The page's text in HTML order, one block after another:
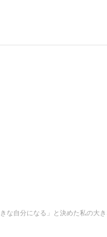
きな自分になる」と決めた私の大